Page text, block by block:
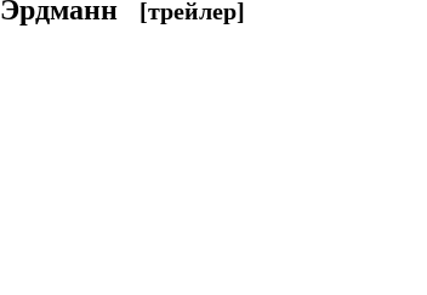
Эрдманн [трейлер]